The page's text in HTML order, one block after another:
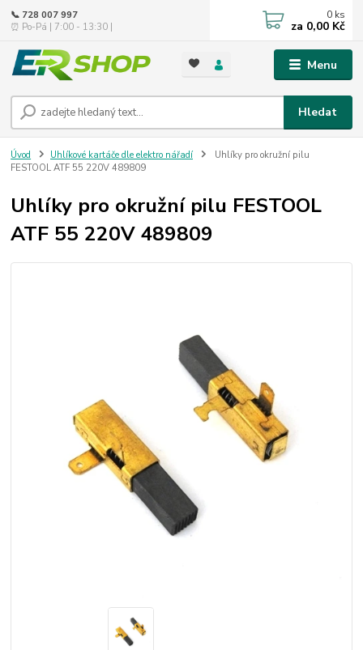
Menu
Hledat
📞 728 007 997
⏰ Po-Pá | 7:00 - 13:30 |
0 ks
za 0,00 Kč
Úvod Uhlíkové kartáče dle elektro nářadí
Uhlíky pro okružní pilu
FESTOOL ATF 55 220V 489809
Uhlíky pro okružní pilu FESTOOL
ATF 55 220V 489809